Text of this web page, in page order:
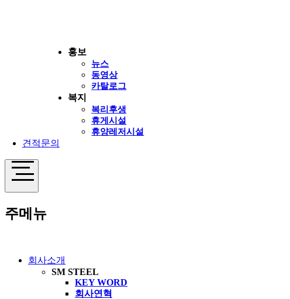
홍보
뉴스
동영상
카탈로그
복지
복리후생
휴게시설
휴양레저시설
견적문의
주메뉴
회사소개
SM STEEL
KEY WORD
회사연혁